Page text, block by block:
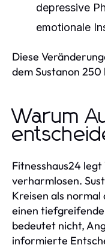
depressive
emotionale
Diese
dem Sustanon
Warum
Fitnesshaus24
verharmlosen.
Kreisen als normal
einen
bedeutet nicht,
informierte